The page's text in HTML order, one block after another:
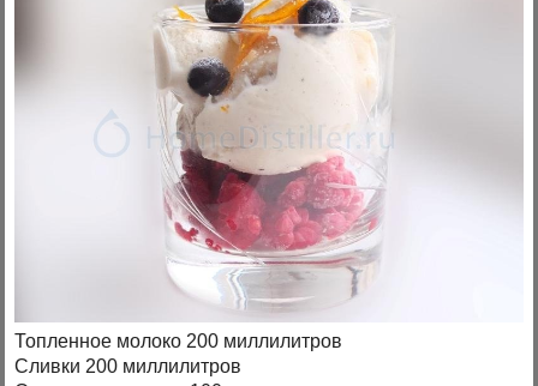
Топленное молоко 200 миллилитров
Сливки 200 миллилитров